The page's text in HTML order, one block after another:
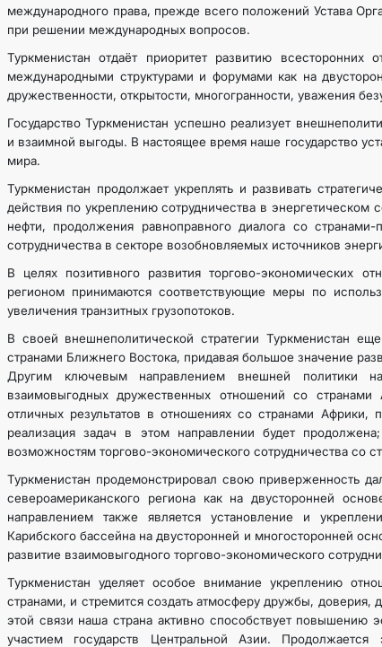
международного права, прежде всего положений Устава
при решении международных вопросов.
Туркменистан отдаёт приоритет развитию
международными структурами и форумами как на
дружественности, открытости, многогранности, уважения
Государство Туркменистан успешно реализует
и взаимной выгоды. В настоящее время наше государство
мира.
Туркменистан продолжает укреплять и развивать
действия по укреплению сотрудничества в энергетическом
нефти, продолжения равноправного диалога со
сотрудничества в секторе возобновляемых источников
В целях позитивного развития торгово-экономических
регионом принимаются соответствующие меры по
увеличения транзитных грузопотоков.
В своей внешнеполитической стратегии Туркменистан
странами Ближнего Востока, придавая большое значение
Другим ключевым направлением внешней политики
взаимовыгодных дружественных отношений со странами
отличных результатов в отношениях со странами
реализация задач в этом направлении будет
возможностям торгово-экономического сотрудничества со
Туркменистан продемонстрировал свою приверженность
североамериканского региона как на двусторонней
направлением также является установление и
Карибского бассейна на двусторонней и многосторонней
развитие взаимовыгодного торгово-экономического
Туркменистан уделяет особое внимание укреплению
странами, и стремится создать атмосферу дружбы, доверия,
этой связи наша страна активно способствует повышению
участием государств Центральной Азии.